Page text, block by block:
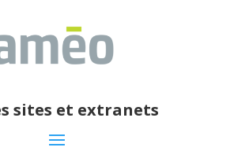
sites et extranets